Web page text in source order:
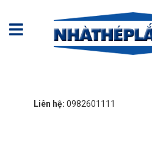
Liên hệ: 0982601111